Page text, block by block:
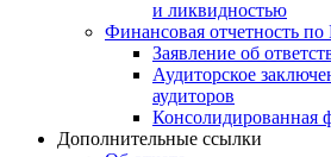
и ликвидностью
Финансовая отчетность
Заявление об
Аудиторское
аудиторов
Консолидированная
Дополнительные ссылки